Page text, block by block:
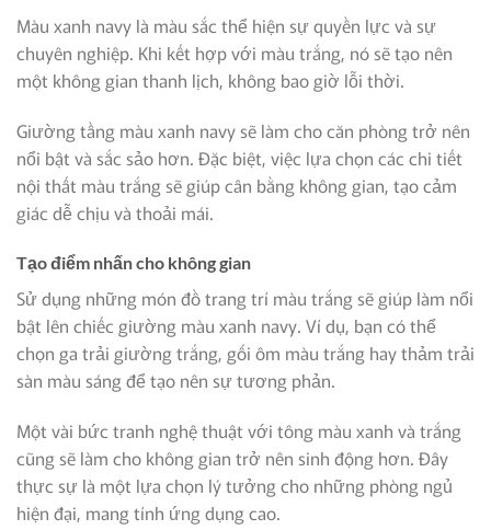
Màu xanh navy là màu sắc thể hiện sự quyền lực và sự
chuyên nghiệp. Khi kết hợp với màu trắng, nó sẽ tạo nên
một không gian thanh lịch, không bao giờ lỗi thời.
Giường tầng màu xanh navy sẽ làm cho căn phòng trở nên
nổi bật và sắc sảo hơn. Đặc biệt, việc lựa chọn các chi tiết
nội thất màu trắng sẽ giúp cân bằng không gian, tạo cảm
giác dễ chịu và thoải mái.
Tạo điểm nhấn cho không gian
Sử dụng những món đồ trang trí màu trắng sẽ giúp làm nổi
bật lên chiếc giường màu xanh navy. Ví dụ, bạn có thể
chọn ga trải giường trắng, gối ôm màu trắng hay thảm trải
sàn màu sáng để tạo nên sự tương phản.
Một vài bức tranh nghệ thuật với tông màu xanh và trắng
cũng sẽ làm cho không gian trở nên sinh động hơn. Đây
thực sự là một lựa chọn lý tưởng cho những phòng ngủ
hiện đại, mang tính ứng dụng cao.